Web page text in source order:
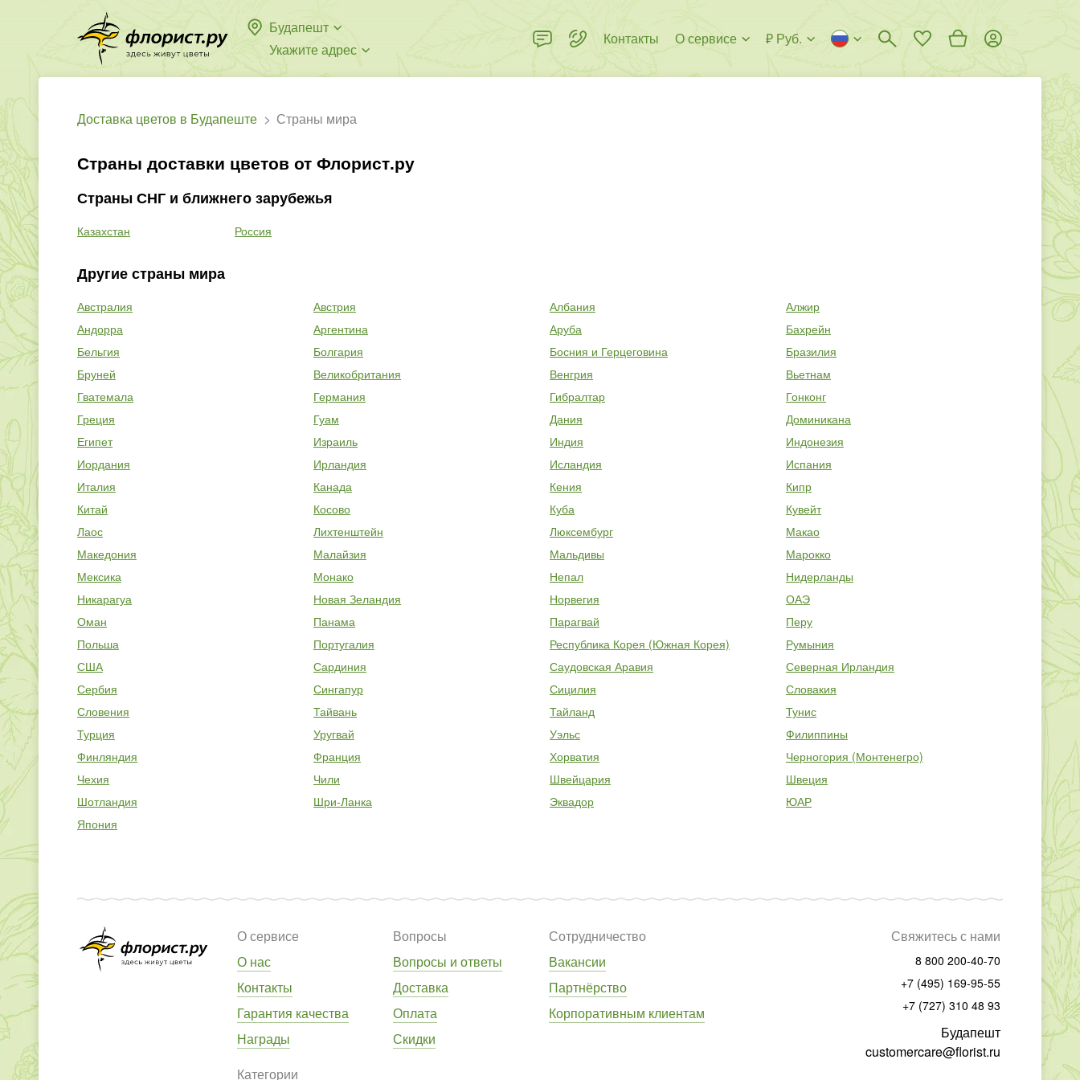
Будапешт
Укажите адрес
Контакты О сервисе ₽ Руб.
Доставка цветов в Будапеште Страны мира
Страны доставки цветов от Флорист.ру
Страны СНГ и ближнего зарубежья
Казахстан Россия
Другие страны мира
Австралия Австрия Албания
Алжир
Андорра
Аргентина Аруба
Бахрейн
Бельгия
Болгария Босния и Герцеговина
Бразилия
Бруней
Великобритания Венгрия
Вьетнам
Гватемала
Германия Гибралтар
Гонконг
Греция
Гуам Дания
Доминикана
Египет
Израиль Индия
Индонезия
Иордания
Ирландия Исландия
Испания
Италия
Канада Кения
Кипр
Китай
Косово Куба
Кувейт
Лаос
Лихтенштейн Люксембург
Макао
Македония
Малайзия Мальдивы
Марокко
Мексика
Монако Непал
Нидерланды
Никарагуа
Новая Зеландия Норвегия
ОАЭ
Оман
Панама Парагвай
Перу
Польша
Португалия Республика Корея (Южная Корея)
Румыния
США
Сардиния Саудовская Аравия
Северная Ирландия
Сербия
Сингапур Сицилия
Словакия
Словения
Тайвань Тайланд
Тунис
Турция
Уругвай Уэльс
Филиппины
Финляндия
Франция Хорватия
Черногория (Монтенегро)
Чехия
Чили Швейцария
Швеция
Шотландия
Шри-Ланка Эквадор
ЮАР
Япония
О сервисе
О нас
Контакты
Гарантия качества
Награды
Вопросы
Вопросы и ответы
Доставка
Оплата
Скидки
Сотрудничество
Вакансии
Партнёрство
Корпоративным клиентам
Категории
Свяжитесь с нами
8 800 200-40-70
+7 (495) 169-95-55
+7 (727) 310 48 93
Будапешт
customercare@florist.ru